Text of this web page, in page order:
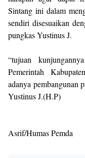
Sintang ini dalam
sendiri disesuaikan
pungkas Yustinus J.
“tujuan
Pemerintah
adanya pembangunan
Yustinus J.(H.P)
Asrif/Humas Pemda